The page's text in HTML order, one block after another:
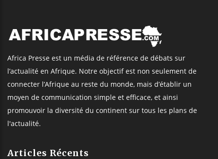
Africa Presse est un média de référence de débats sur
l’actualité en Afrique. Notre objectif est non seulement de
connecter l’Afrique au reste du monde, mais d’établir un
moyen de communication simple et efficace, et ainsi
promouvoir la diversité du continent sur tous les plans de
l'actualité.
Articles Récents